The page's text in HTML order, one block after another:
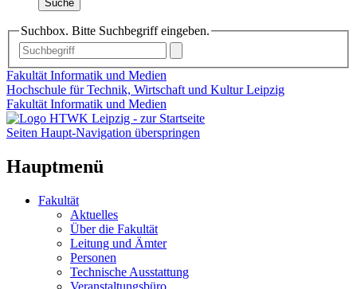
Suche
Suchbox. Bitte Suchbegriff eingeben.
Fakultät Informatik und Medien
Hochschule für Technik, Wirtschaft und Kultur Leipzig
Fakultät Informatik und Medien
Seiten Haupt-Navigation überspringen
Hauptmenü
Fakultät
Aktuelles
Über die Fakultät
Leitung und Ämter
Personen
Technische Ausstattung
Veranstaltungsbüro